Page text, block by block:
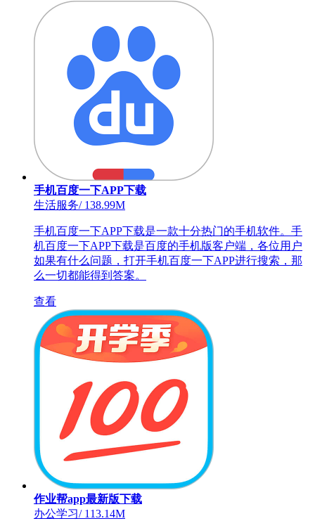
手机百度一下APP下载
生活服务/138.99M
手机百度一下APP下载是一款十分热门的手机软件。手
机百度一下APP下载是百度的手机版客户端，各位用户
如果有什么问题，打开手机百度一下APP进行搜索，那
么一切都能得到答案。
查看
作业帮app最新版下载
办公学习/113.14M